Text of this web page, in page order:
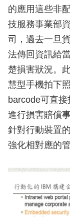
的應用這些非
技服務事業部
司，過去一旦
法傳回資訊給
楚損害狀況。
慧型手機拍下
barcode可直
進行損害賠償
針對行動裝置
強化相對應的管